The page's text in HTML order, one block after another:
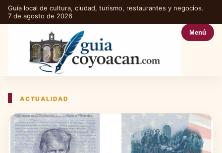
Guía local de cultura, ciudad, turismo, restaurantes y negocios.
7 de agosto de 2026
Menú
ACTUALIDAD